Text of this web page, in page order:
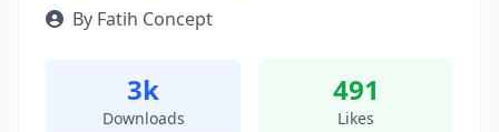
By Fatih Concept
3k
Downloads
491
Likes